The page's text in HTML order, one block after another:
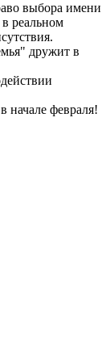
выбора имени
реальном
дружит в
начале февраля!